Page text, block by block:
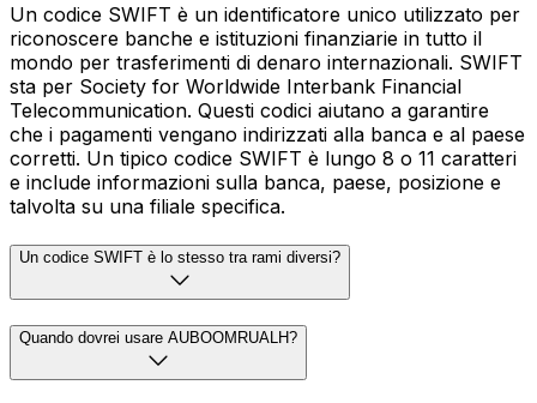
Un codice SWIFT è un identificatore unico utilizzato per
riconoscere banche e istituzioni finanziarie in tutto il
mondo per trasferimenti di denaro internazionali. SWIFT
sta per Society for Worldwide Interbank Financial
Telecommunication. Questi codici aiutano a garantire
che i pagamenti vengano indirizzati alla banca e al paese
corretti. Un tipico codice SWIFT è lungo 8 o 11 caratteri
e include informazioni sulla banca, paese, posizione e
talvolta su una filiale specifica.
Un codice SWIFT è lo stesso tra rami diversi?
Quando dovrei usare AUBOOMRUALH?